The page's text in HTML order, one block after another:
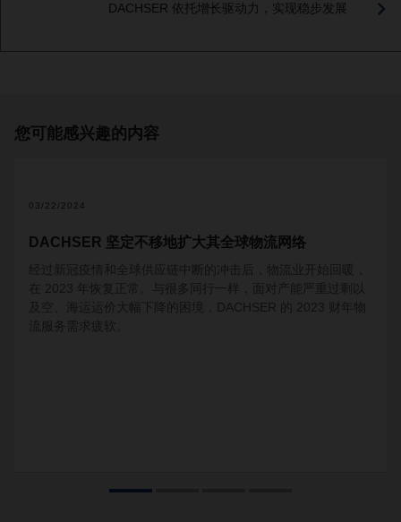
DACHSER 依托增长驱动力，实现稳步发展
您可能感兴趣的内容
03/22/2024
DACHSER 坚定不移地扩大其全球物流网络
经过新冠疫情和全球供应链中断的冲击后，物流业开始回暖，
在 2023 年恢复正常。与很多同行一样，面对产能严重过剩以
及空、海运运价大幅下降的困境，DACHSER 的 2023 财年物
流服务需求疲软。